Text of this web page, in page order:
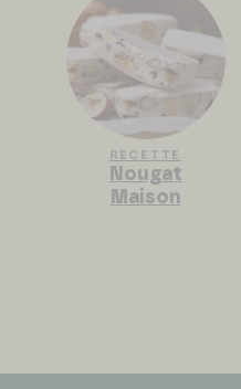
RECETTE
Nougat
Maison